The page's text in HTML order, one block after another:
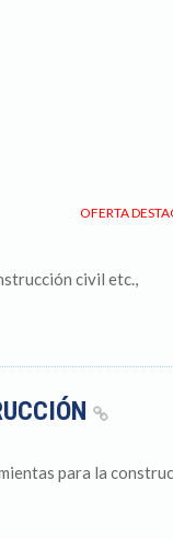
OFERTA
civil etc.,
para la